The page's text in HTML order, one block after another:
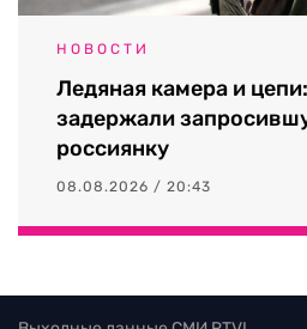
НОВОСТИ
Ледяная камера и
задержали
россиянку
08.08.2026 / 20:43